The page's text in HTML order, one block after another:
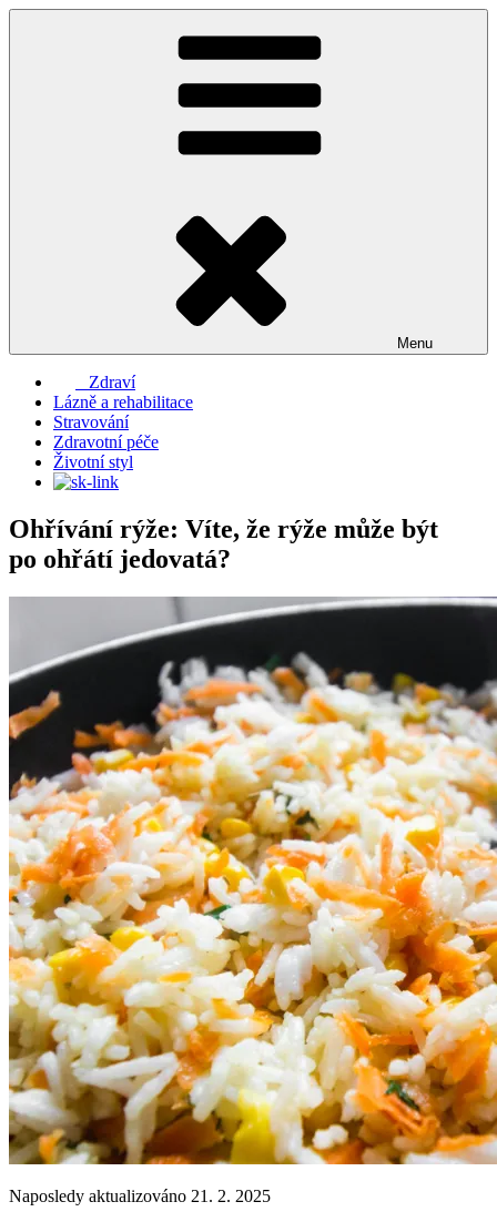
Přejít
Menu
Zdraví
Lázně a rehabilitace
Stravování
Zdravotní péče
Životní styl
Ohřívání rýže: Víte, že rýže může být
po ohřátí jedovatá?
Naposledy aktualizováno 21. 2. 2025